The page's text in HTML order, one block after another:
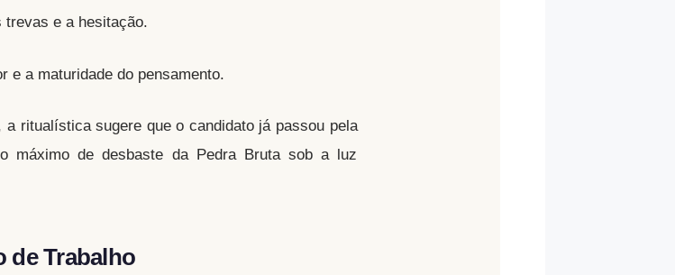
trevas e a hesitação.
e a maturidade do pensamento.
ritualística sugere que o candidato já passou pela
máximo de desbaste da Pedra Bruta sob a luz
de Trabalho